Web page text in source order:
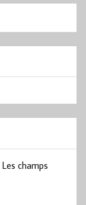
Les champs